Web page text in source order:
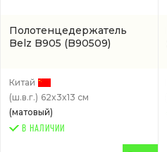
Полотенцедержатель
Belz B905 (B90509)
Китай
(ш.в.г.) 62x3x13 см
(матовый)
В НАЛИЧИИ